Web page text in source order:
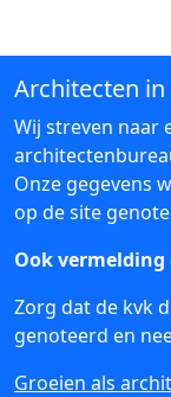
Architecten
Wij streven naar
Onze gegevens
op de site
Ook vermelding
Zorg dat de kvk
genoteerd en
Groeien als